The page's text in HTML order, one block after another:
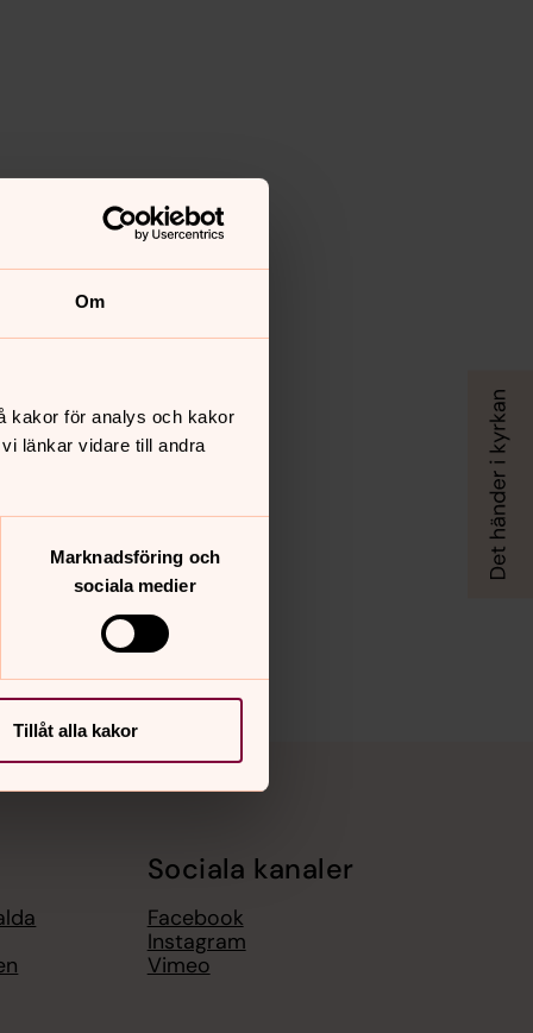
Om
kakor för analys och kakor
länkar vidare till andra
Marknadsföring och
sociala medier
Tillåt alla kakor
Sociala kanaler
Facebook
Instagram
Vimeo